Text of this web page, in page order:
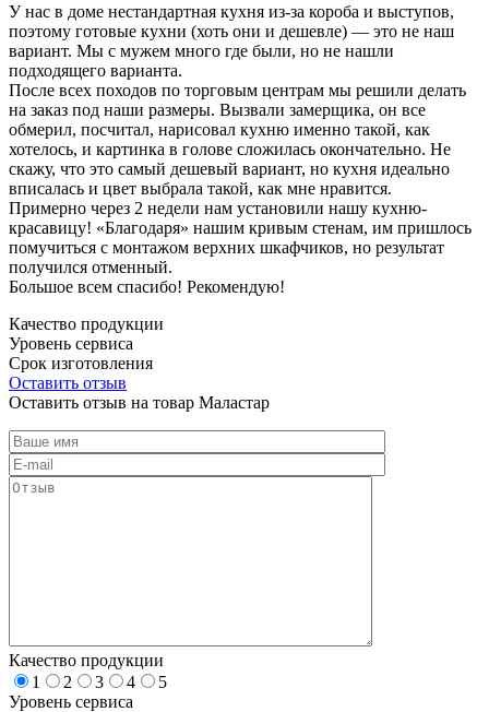
У нас в доме нестандартная кухня из-за короба и выступов,
поэтому готовые кухни (хоть они и дешевле) — это не наш
вариант. Мы с мужем много где были, но не нашли
подходящего варианта.
После всех походов по торговым центрам мы решили делать
на заказ под наши размеры. Вызвали замерщика, он все
обмерил, посчитал, нарисовал кухню именно такой, как
хотелось, и картинка в голове сложилась окончательно. Не
скажу, что это самый дешевый вариант, но кухня идеально
вписалась и цвет выбрала такой, как мне нравится.
Примерно через 2 недели нам установили нашу кухню-
красавицу! «Благодаря» нашим кривым стенам, им пришлось
помучиться с монтажом верхних шкафчиков, но результат
получился отменный.
Большое всем спасибо! Рекомендую!
Качество продукции
Уровень сервиса
Срок изготовления
Оставить отзыв
Оставить отзыв на товар Маластар
Качество продукции
1
2 3 4
5
Уровень сервиса